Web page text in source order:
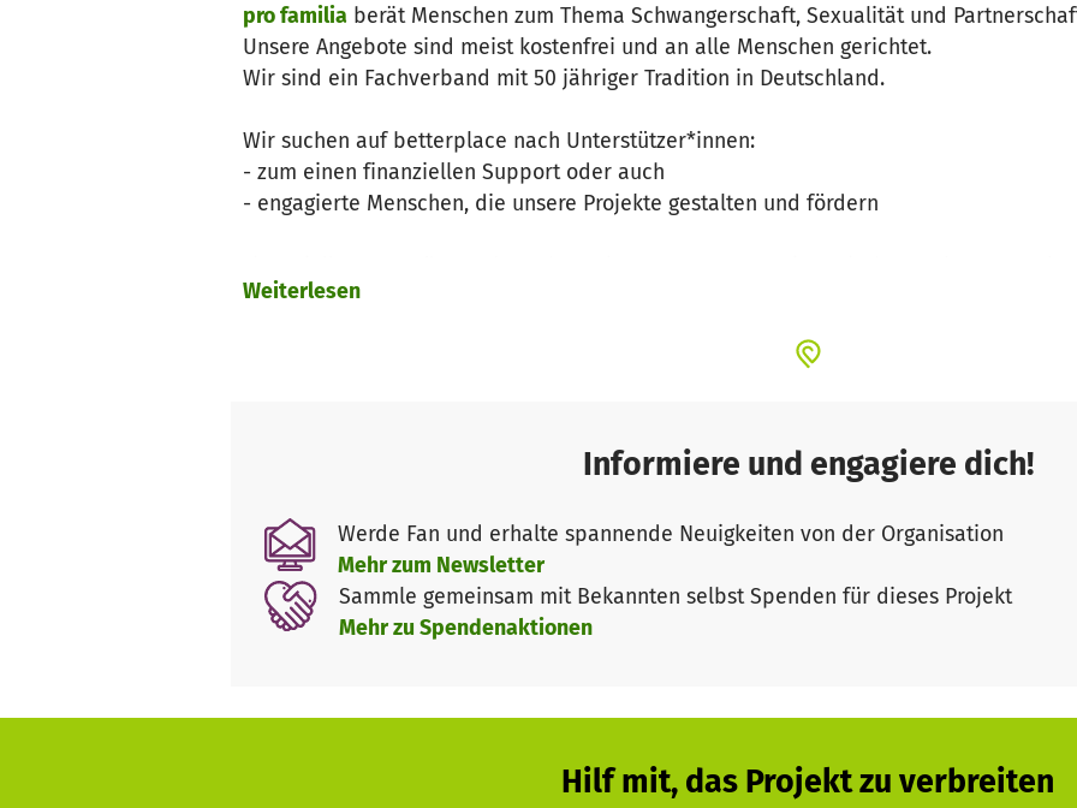
pro familia berät Menschen zum Thema Schwangerschaft, Sexualität und
Unsere Angebote sind meist kostenfrei und an alle Menschen gerichtet.
Wir sind ein Fachverband mit 50 jähriger Tradition in Deutschland.
Wir suchen auf betterplace nach Unterstützer*innen:
- zum einen finanziellen Support oder auch
- engagierte Menschen, die unsere Projekte gestalten und fördern
U.a. in den Bereichen:
- Veranstaltungsdurchführung (finanzielle Grundlage für Flyer, Plakate, Werbung)
* Der Landesverband ist auf Spenden angewiesen. Entstehende Kosten werden
die Ortsverbände geschultert. Leider verfügen auch die Ortverbände über keine
suchen nach eigenen Unterstützer*innen. Lediglich die staatlich anerkannten
Jedoch ist hier jede Ausgabe fest verplant. Um weitere Angebote zu starten und
brauchen wir finanziellen Support.
Weiterlesen
Informiere und engagiere dich!
Werde Fan und erhalte spannende Neuigkeiten von der Organisation
Mehr zum Newsletter
Sammle gemeinsam mit Bekannten selbst Spenden für dieses Projekt
Mehr zu Spendenaktionen
Hilf mit, das Projekt zu verbreiten